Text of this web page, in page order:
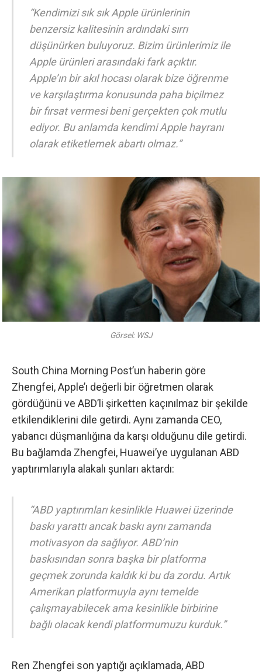
“Kendimizi sık sık Apple ürünlerinin
benzersiz kalitesinin ardındaki sırrı
düşünürken buluyoruz. Bizim ürünlerimiz ile
Apple ürünleri arasındaki fark açıktır.
Apple’ın bir akıl hocası olarak bize öğrenme
ve karşılaştırma konusunda paha biçilmez
bir fırsat vermesi beni gerçekten çok mutlu
ediyor. Bu anlamda kendimi Apple hayranı
olarak etiketlemek abartı olmaz.”
Görsel: WSJ
South China Morning Post’un haberin göre
Zhengfei, Apple’ı değerli bir öğretmen olarak
gördüğünü ve ABD’li şirketten kaçınılmaz bir şekilde
etkilendiklerini dile getirdi. Aynı zamanda CEO,
yabancı düşmanlığına da karşı olduğunu dile getirdi.
Bu bağlamda Zhengfei, Huawei’ye uygulanan ABD
yaptırımlarıyla alakalı şunları aktardı:
“ABD yaptırımları kesinlikle Huawei üzerinde
baskı yarattı ancak baskı aynı zamanda
motivasyon da sağlıyor. ABD’nin
baskısından sonra başka bir platforma
geçmek zorunda kaldık ki bu da zordu. Artık
Amerikan platformuyla aynı temelde
çalışmayabilecek ama kesinlikle birbirine
bağlı olacak kendi platformumuzu kurduk.”
Ren Zhengfei son yaptığı açıklamada, ABD